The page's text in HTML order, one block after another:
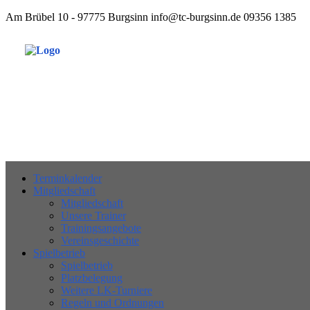
Am Brübel 10 - 97775 Burgsinn info@tc-burgsinn.de 09356 1385
Terminkalender
Mitgliedschaft
Mitgliedschaft
Unsere Trainer
Trainingsangebote
Vereinsgeschichte
Spielbetrieb
Spielbetrieb
Platzbelegung
Weitere LK-Turniere
Regeln und Ordnungen